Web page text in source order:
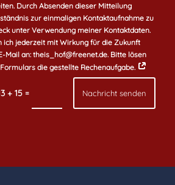
Durch Absenden dieser Mitteilung
zur einmaligen Kontaktaufnahme zu
unter Verwendung meiner Kontaktdaten.
ich jederzeit mit Wirkung für die Zukunft
Mail an: theis_hof@freenet.de. Bitte lösen
die gestellte Rechenaufgabe.
+ 15= Nachricht senden